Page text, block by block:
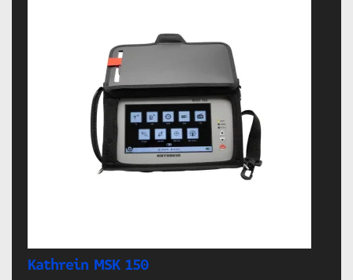
Kathrein MSK 150